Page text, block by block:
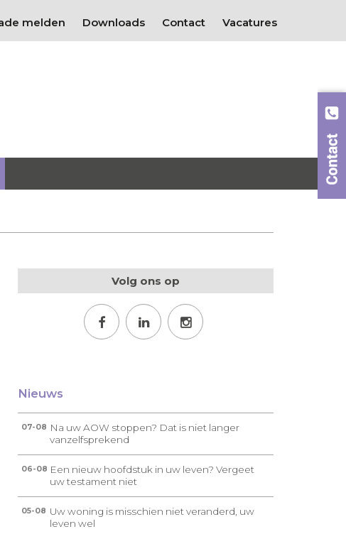
melden Downloads Contact Vacatures
Volg ons op
Nieuws
07-08 Na uw AOW stoppen? Dat is niet langer
vanzelfsprekend
06-08 Een nieuw hoofdstuk in uw leven? Vergeet
uw testament niet
05-08 Uw woning is misschien niet veranderd, uw
leven wel